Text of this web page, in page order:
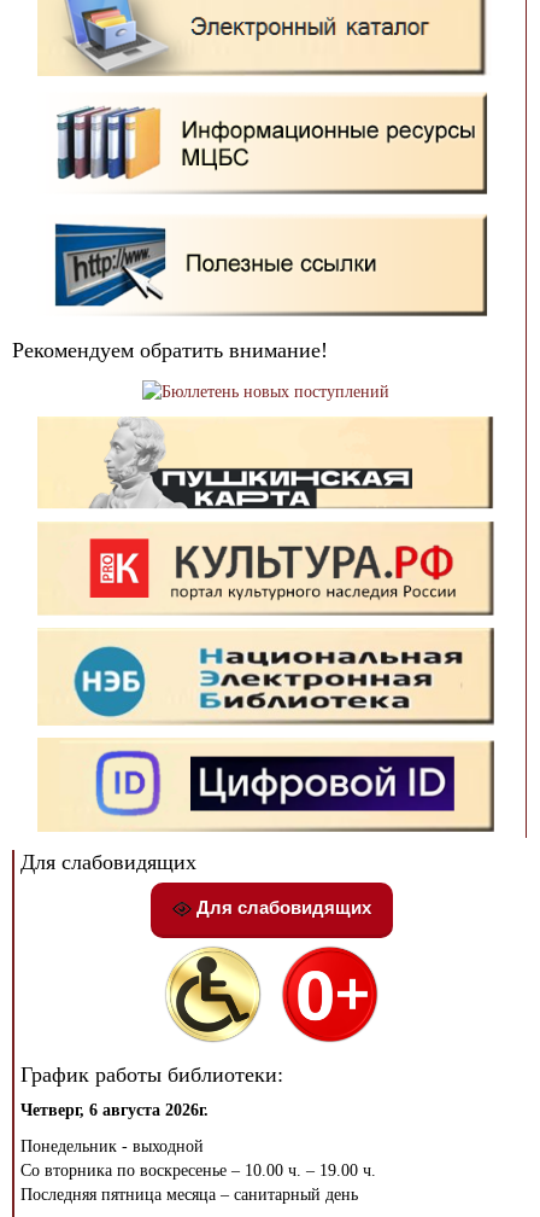
Рекомендуем обратить внимание!
Для слабовидящих
Для слабовидящих
График работы библиотеки:
Четверг, 6 августа 2026г.
Понедельник - выходной
Со вторника по воскресенье – 10.00 ч. – 19.00 ч.
Последняя пятница месяца – санитарный день